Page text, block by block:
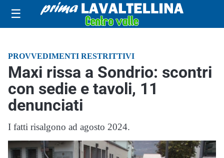
☰
PROVVEDIMENTI RESTRITTIVI
Maxi rissa a Sondrio: scontri
con sedie e tavoli, 11
denunciati
I fatti risalgono ad agosto 2024.